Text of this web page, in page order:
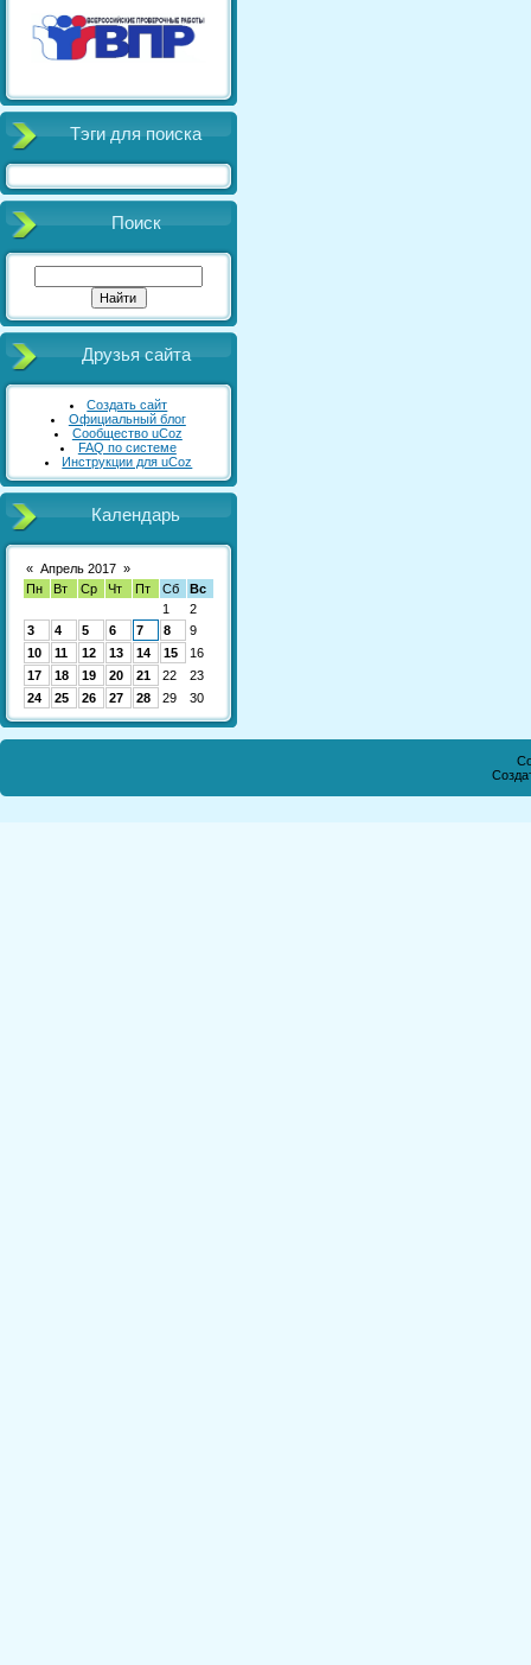
Тэги для поиска
Поиск
Друзья сайта
Создать сайт
Официальный блог
Сообщество uCoz
FAQ по системе
Инструкции для uCoz
Календарь
« Апрель 2017 »
Пн
Вт Ср Чт Пт Сб
Вс
1
2
3
4 5 6 7 8
9
10
11 12 13 14 15
16
17
18 19 20 21 22
23
24
25 26 27 28 29 30